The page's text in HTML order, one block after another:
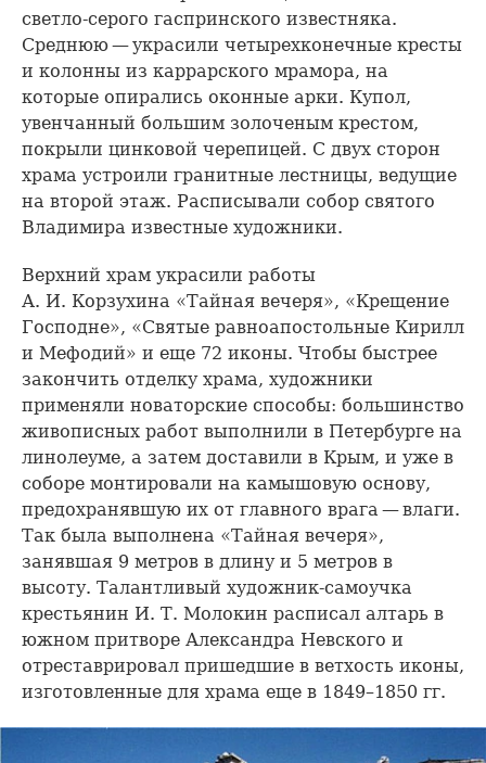
светло-серого гаспринского известняка.
Среднюю — украсили четырехконечные кресты
и колонны из каррарского мрамора, на
которые опирались оконные арки. Купол,
увенчанный большим золоченым крестом,
покрыли цинковой черепицей. С двух сторон
храма устроили гранитные лестницы, ведущие
на второй этаж. Расписывали собор святого
Владимира известные художники.
Верхний храм украсили работы
А. И. Корзухина «Тайная вечеря», «Крещение
Господне», «Святые равноапостольные Кирилл
и Мефодий» и еще 72 иконы. Чтобы быстрее
закончить отделку храма, художники
применяли новаторские способы: большинство
живописных работ выполнили в Петербурге на
линолеуме, а затем доставили в Крым, и уже в
соборе монтировали на камышовую основу,
предохранявшую их от главного врага — влаги.
Так была выполнена «Тайная вечеря»,
занявшая 9 метров в длину и 5 метров в
высоту. Талантливый художник-самоучка
крестьянин И. Т. Молокин расписал алтарь в
южном притворе Александра Невского и
отреставрировал пришедшие в ветхость иконы,
изготовленные для храма еще в 1849–1850 гг.